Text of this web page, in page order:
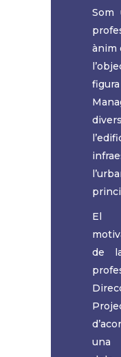
Som
ànim
El
de
una